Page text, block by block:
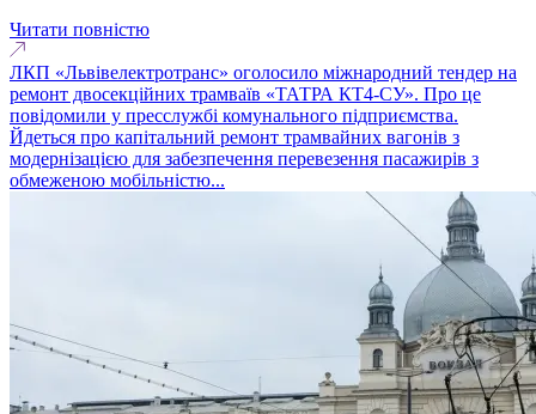
Читати повністю
ЛКП «Львівелектротранс» оголосило міжнародний тендер на
ремонт двосекційних трамваїв «ТАТРА КТ4-СУ». Про це
повідомили у пресслужбі комунального підприємства.
Йдеться про капітальний ремонт трамвайних вагонів з
модернізацією для забезпечення перевезення пасажирів з
обмеженою мобільністю...